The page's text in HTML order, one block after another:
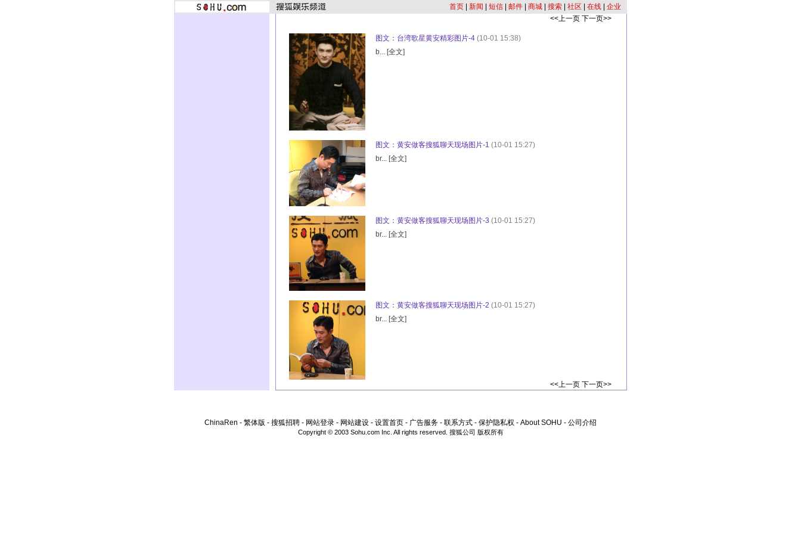
首页 新闻 短信 邮件 商城 搜索 社区 在线
企业
<<上一页 下一页>>
图文：台湾歌星黄安精彩图片-4 (10-01 15:38)
b... [全文]
图文：黄安做客搜狐聊天现场图片-1 (10-01 15:27)
br... [全文]
图文：黄安做客搜狐聊天现场图片-3 (10-01 15:27)
br... [全文]
图文：黄安做客搜狐聊天现场图片-2 (10-01 15:27)
br... [全文]
<<上一页 下一页>>
ChinaRen - 繁体版 - 搜狐招聘 - 网站登录 - 网站建设 - 设置首页 - 广告服务 - 联系方式 - 保护隐私权 - About SOHU - 公司介绍
Copyright © 2003 Sohu.com Inc. All rights reserved. 搜狐公司 版权所有